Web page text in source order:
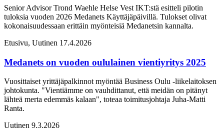
Senior Advisor Trond Waehle Helse Vest IKT:stä esitteli pilotin
tuloksia vuoden 2026 Medanets Käyttäjäpäivillä. Tulokset olivat
kokonaisuudessaan erittäin myönteisiä Medanetsin kannalta.
Etusivu, Uutinen 17.4.2026
Medanets on vuoden oululainen vientiyritys 2025
Vuosittaiset yrittäjäpalkinnot myöntää Business Oulu -liikelaitoksen
johtokunta. "Vientiämme on vauhdittanut, että meidän on pitänyt
lähteä merta edemmäs kalaan", toteaa toimitusjohtaja Juha-Matti
Ranta.
Uutinen 9.3.2026